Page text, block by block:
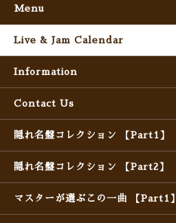
Menu
Live & Jam Calendar
Information
Contact Us
隠れ名盤コレクション 【Part1】
隠れ名盤コレクション 【Part2】
マスターが選ぶこの一曲 【Part1】